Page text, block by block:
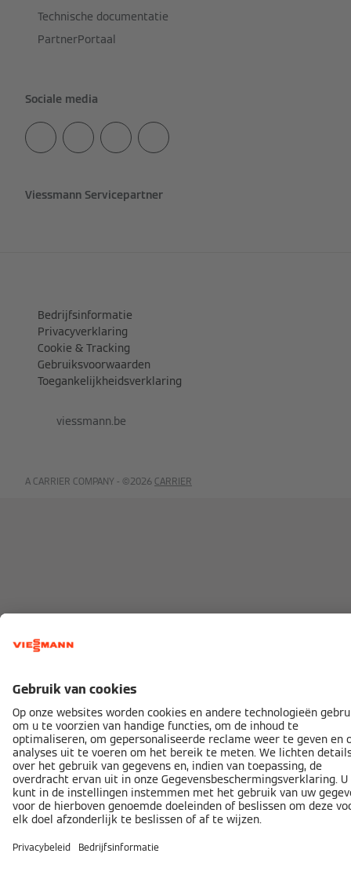
Technische documentatie
PartnerPortaal
Sociale media
Viessmann Servicepartner
Bedrijfsinformatie
Privacyverklaring
Cookie & Tracking
Gebruiksvoorwaarden
Toegankelijkheidsverklaring
viessmann.be
A CARRIER COMPANY - ©️2026 CARRIER